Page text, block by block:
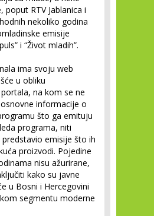
poput RTV Jablanica i
nekoliko godina
emisije
i “Život mladih”.
ima svoju web
u obliku
na kom se ne
informacije o
što ga emituju
programa, niti
emisije što ih
proizvodi. Pojedine
nisu ažurirane,
kako su javne
u Bosni i Hercegovini
segmentu moderne